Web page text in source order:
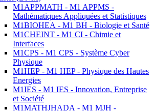
M1APPMATH - M1 APPMS -
Mathématiques Appliquées et Statistiques
M1BIOHEA - M1 BH - Biologie et Santé
M1CHEINT - M1 CI - Chimie et
Interfaces
M1CPS - M1 CPS - Système Cyber
Physique
M1HEP - M1 HEP - Physique des Hautes
Energies
M1IES - M1 IES - Innovation, Entreprise
et Société
M1MATHJHADA - M1 MJH -